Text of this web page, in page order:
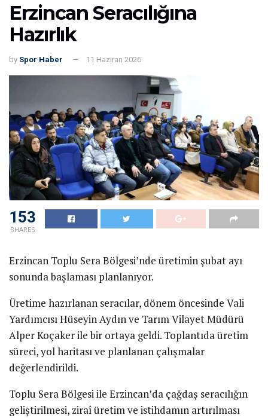
Erzincan Seracılığına
Hazırlık
by Spor Haber 11 Haziran 2026
153
SHARES
Erzincan Toplu Sera Bölgesi’nde üretimin şubat ayı
sonunda başlaması planlanıyor.
Üretime hazırlanan seracılar, dönem öncesinde Vali
Yardımcısı Hüseyin Aydın ve Tarım Vilayet Müdürü
Alper Koçaker ile bir ortaya geldi. Toplantıda üretim
süreci, yol haritası ve planlanan çalışmalar
değerlendirildi.
Toplu Sera Bölgesi ile Erzincan’da çağdaş seracılığın
geliştirilmesi, ziraî üretim ve istihdamın artırılması